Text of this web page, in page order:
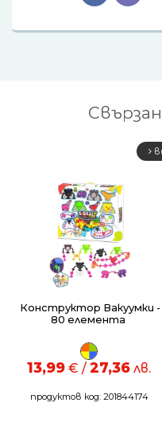
Конструктор Вакуумки -
80 елемента
13,99 € / 27,36 лв.
продуктов код: 201844174